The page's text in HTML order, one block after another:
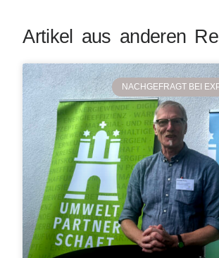
Artikel aus anderen
NACHGEFRAGT BEI